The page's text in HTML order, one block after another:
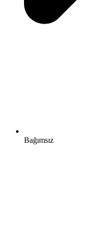
Bağımsız